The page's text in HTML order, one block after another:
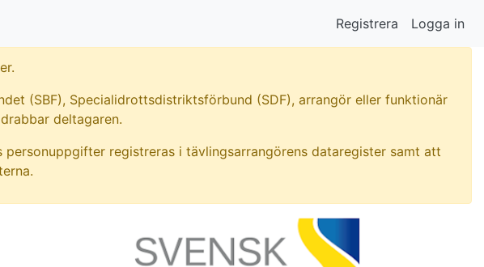
Registrera Logga in
(SBF), Specialidrottsdistriktsförbund (SDF), arrangör eller funktionär
deltagaren.
registreras i tävlingsarrangörens dataregister samt att